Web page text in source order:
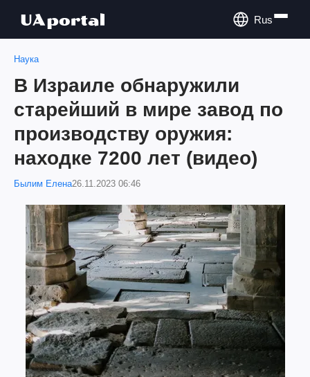
Rus
Наука
В Израиле обнаружили
старейший в мире завод по
производству оружия:
находке 7200 лет (видео)
Былим Елена26.11.2023 06:46